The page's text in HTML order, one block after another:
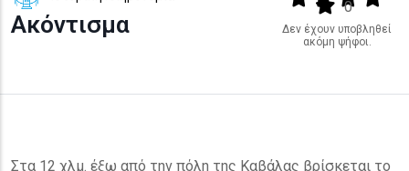
Ακόντισμα
(star)
0
Δεν έχουν υποβληθεί
ακόμη ψήφοι.
Στα 12 χλμ. έξω από την πόλη της Καβάλας βρίσκεται το